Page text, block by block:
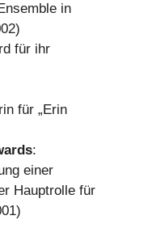
in
für ihr
für „Erin
:
einer
Hauptrolle für